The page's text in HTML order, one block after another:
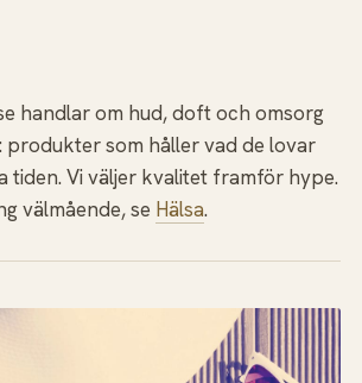
handlar om hud, doft och omsorg
produkter som håller vad de lovar
tiden. Vi väljer kvalitet framför hype.
välmående, se Hälsa.